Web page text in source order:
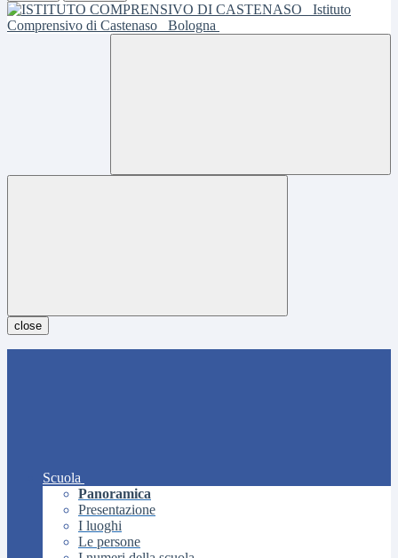
Istituto
Comprensivo di Castenaso
Bologna
close
Scuola
Panoramica
Presentazione
I luoghi
Le persone